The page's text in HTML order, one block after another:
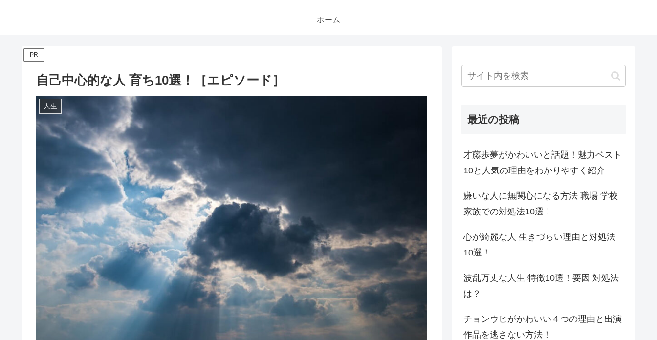
ホーム
PR
自己中心的な人 育ち10選！［エピソード］
人生
最近の投稿
才藤歩夢がかわいいと話題！魅力ベスト
10と人気の理由をわかりやすく紹介
嫌いな人に無関心になる方法 職場 学校
家族での対処法10選！
心が綺麗な人 生きづらい理由と対処法
10選！
波乱万丈な人生 特徴10選！要因 対処法
は？
チョンウヒがかわいい４つの理由と出演
作品を逃さない方法！